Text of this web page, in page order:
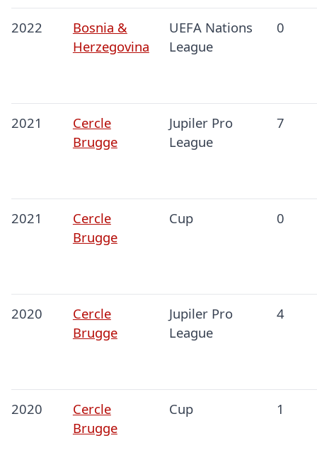
2022
Bosnia &
Herzegovina
UEFA Nations
League
0
2021
Cercle
Brugge
Jupiler Pro
League
7
2021
Cercle
Brugge
Cup 0
2020
Cercle
Brugge
Jupiler Pro
League
4
2020
Cercle
Brugge
Cup 1